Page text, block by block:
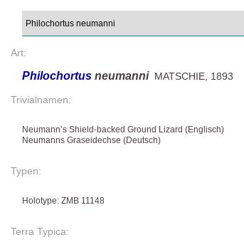
Art:
Philochortus neumanniMATSCHIE, 1893
Trivialnamen:
Neumann’s Shield-backed Ground Lizard (Englisch)
Neumanns Graseidechse (Deutsch)
Typen:
Holotype: ZMB 11148
Terra Typica: